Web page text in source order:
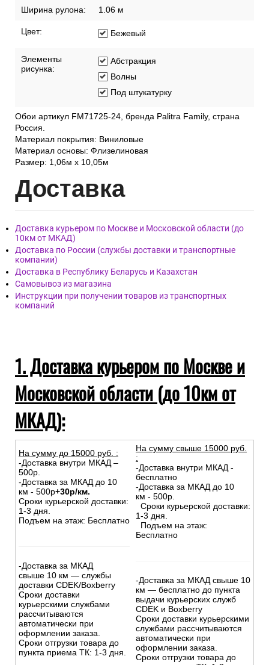
Ширина рулона: 1.06 м
Цвет: Бежевый
Элементы
рисунка:
Абстракция
Волны
Под штукатурку
Обои артикул FM71725-24, бренда Palitra Family, страна
Россия.
Материал покрытия: Виниловые
Материал основы: Флизелиновая
Размер: 1,06м х 10,05м
Доставка
Доставка курьером по Москве и Московской области (до
10км от МКАД)
Доставка по России (службы доставки и транспортные
компании)
Доставка в Республику Беларусь и Казахстан
Самовывоз из магазина
Инструкции при получении товаров из транспортных
компаний
1. Доставка курьером по Москве и
Московской области (до 10км от
МКАД):
На сумму до 15000 руб. :
-Доставка внутри МКАД –
500р.
-Доставка за МКАД до 10
км - 500р+30р/км.
Сроки курьерской доставки:
1-3 дня.
Подъем на этаж: Бесплатно
-Доставка за МКАД
свыше 10 км — службы
доставки CDEK/Boxberry
Сроки доставки
курьерскими службами
рассчитываются
автоматически при
оформлении заказа.
Сроки отгрузки товара до
пункта приема ТК: 1-3 дня.
На сумму свыше 15000 руб.
:
-Доставка внутри МКАД -
бесплатно
-Доставка за МКАД до 10
км - 500р.
Сроки курьерской доставки:
1-3 дня.
Подъем на этаж:
Бесплатно
-Доставка за МКАД свыше 10
км — бесплатно до пункта
выдачи курьерских служб
CDEK и Boxberry
Сроки доставки курьерскими
службами рассчитываются
автоматически при
оформлении заказа.
Сроки отгрузки товара до